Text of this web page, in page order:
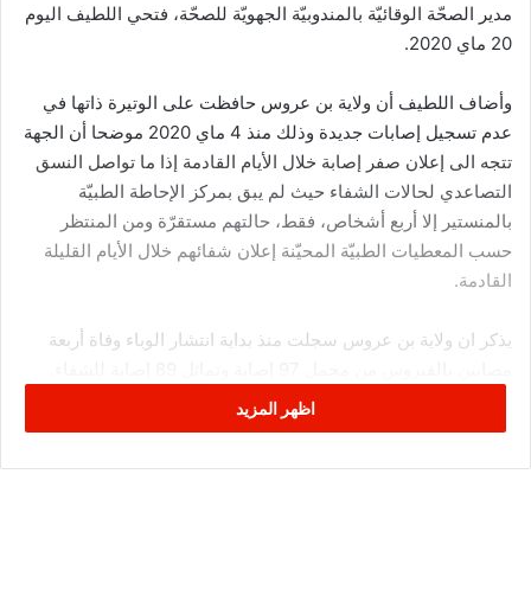
مدير الصحّة الوقائيّة بالمندوبيّة الجهويّة للصحّة، فتحي اللطيف اليوم
20 ماي 2020.
وأضاف اللطيف أن ولاية بن عروس حافظت على الوتيرة ذاتها في
عدم تسجيل إصابات جديدة وذلك منذ 4 ماي 2020 موضحا أن الجهة
تتجه الى إعلان صفر إصابة خلال الأيام القادمة إذا ما تواصل النسق
التصاعدي لحالات الشفاء حيث لم يبق بمركز الإحاطة الطبيّة
بالمنستير إلا أربع أشخاص، فقط، حالتهم مستقرّة ومن المنتظر
حسب المعطيات الطبيّة المحيّنة إعلان شفائهم خلال الأيام القليلة
القادمة.
يذكر ان ولاية بن عروس سجلت منذ بداية انتشار الوباء وفاة أربعة
وات
اظهر المزيد